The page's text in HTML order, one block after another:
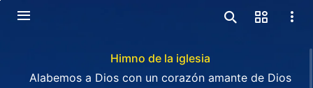
Himno de la iglesia
Alabemos a Dios con un corazón amante de Dios